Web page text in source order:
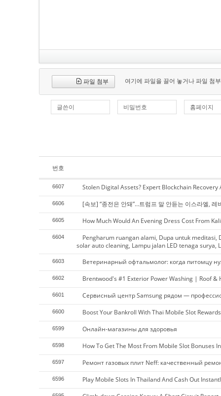
파일 첨부 여기에 파일을 끌어 놓거나 파일 첨
글쓴이 비밀번호 홈페이지
번호
6607 Stolen Digital Assets? Expert Blockchain
6606 [속보] “종전은 안돼”…트럼프 말 안듣는 이스라엘, 레
6605 How Much Would An Evening Dress Cost From
6604
Pengharum ruangan alami, Dupa untuk
solar auto cleaning, Lampu jalan LED tenaga
6603 Ветеринарный офтальмолог: когда питомцу
6602 Brentwood's #1 Exterior Power Washing | Roof &
6601 Сервисный центр Samsung рядом —
6600 Boost Your Bankroll With Thai Mobile Slot Rewards
6599 Онлайн-магазины для здоровья
6598 How To Get The Most From Mobile Slot Bonuses
6597 Ремонт газовых плит Neff: качественный
6596 Play Mobile Slots In Thailand And Cash Out